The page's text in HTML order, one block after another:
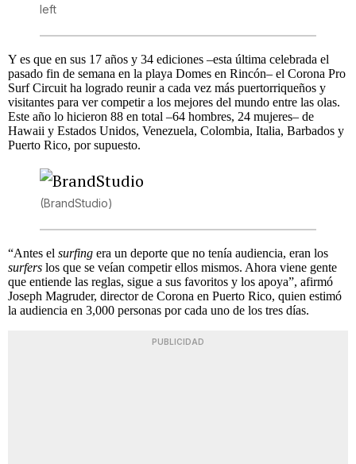
left
Y es que en sus 17 años y 34 ediciones –esta última celebrada el
pasado fin de semana en la playa Domes en Rincón– el Corona Pro
Surf Circuit ha logrado reunir a cada vez más puertorriqueños y
visitantes para ver competir a los mejores del mundo entre las olas.
Este año lo hicieron 88 en total –64 hombres, 24 mujeres– de
Hawaii y Estados Unidos, Venezuela, Colombia, Italia, Barbados y
Puerto Rico, por supuesto.
(BrandStudio)
“Antes el surfing era un deporte que no tenía audiencia, eran los
surfers los que se veían competir ellos mismos. Ahora viene gente
que entiende las reglas, sigue a sus favoritos y los apoya”, afirmó
Joseph Magruder, director de Corona en Puerto Rico, quien estimó
la audiencia en 3,000 personas por cada uno de los tres días.
PUBLICIDAD